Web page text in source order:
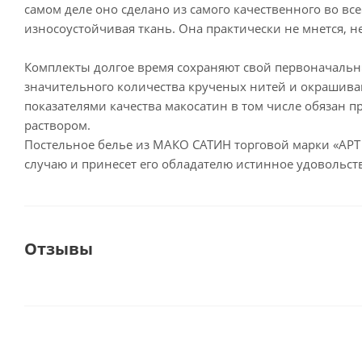
самом деле оно сделано из самого качественного во
износоустойчивая ткань. Она практически не мнется,
Комплекты долгое время сохраняют свой
значительного количества крученых нитей и
показателями качества макосатин в том числе обязан
раствором.
Постельное белье из МАКО САТИН торговой марки
случаю и принесет его обладателю истинное
Отзывы